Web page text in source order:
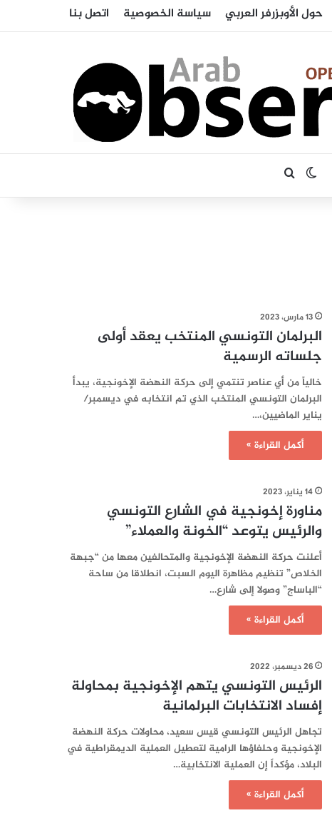
حول الأوبزرفر العربي سياسة الخصوصية اتصل بنا
الوضع المظلم
13 مارس، 2023
البرلمان التونسي المنتخب يعقد أولى
جلساته الرسمية
خالياً من أي عناصر تنتمي إلى حركة النهضة الإخونجية، يبدأ
البرلمان التونسي المنتخب الذي تم انتخابه في ديسمبر/
يناير الماضيين،…
أكمل القراءة »
14 يناير، 2023
مناورة إخونجية في الشارع التونسي
والرئيس يتوعد “الخونة والعملاء”
أعلنت حركة النهضة الإخونجية والمتحالفين معها من “جبهة
الخلاص” تنظيم مظاهرة اليوم السبت، انطلاقا من ساحة
“الباساج” وصولا إلى شارع…
أكمل القراءة »
26 ديسمبر، 2022
الرئيس التونسي يتهم الإخونجية بمحاولة
إفساد الانتخابات البرلمانية
تجاهل الرئيس التونسي قيس سعيد، محاولات حركة النهضة
الإخونجية وحلفاؤها الرامية لتعطيل العملية الديمقراطية في
البلاد، مؤكداً إن العملية الانتخابية…
أكمل القراءة »